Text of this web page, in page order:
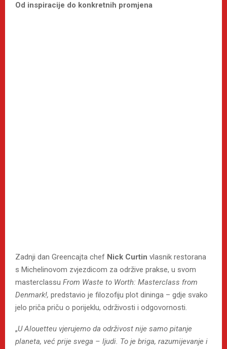
Od inspiracije do konkretnih promjena
Zadnji dan Greencajta chef Nick Curtin vlasnik restorana
s Michelinovom zvjezdicom za održive prakse, u svom
masterclassu From Waste to Worth: Masterclass from
Denmark!, predstavio je filozofiju plot dininga – gdje svako
jelo priča priču o porijeklu, održivosti i odgovornosti.
„U Alouetteu vjerujemo da održivost nije samo pitanje
planeta, već prije svega – ljudi. To je briga, razumijevanje i